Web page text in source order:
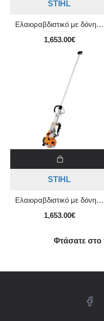
STIHL
Ελαιοραβδιστικό με δόνηση SP 401 με άξονα 1,86m
1,653.00€
STIHL
Ελαιοραβδιστικό με δόνηση SP 401 με άξονα 2,60m
1,653.00€
Φτάσατε στο